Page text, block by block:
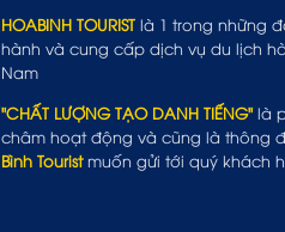
HOABINH TOURIST là 1 trong những
hành và cung cấp dịch vụ du lịch
Nam
"CHẤT LƯỢNG TẠO DANH TIẾNG" là
châm hoạt động và cũng là thông
Bình Touristmuốn gửi tới quý khách